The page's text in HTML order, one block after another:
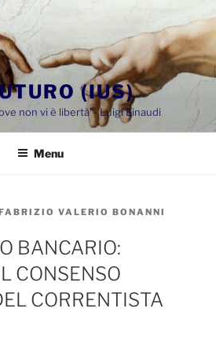
(IUS)
non vi è libertà"- Luigi Einaudi
Menu
VALERIO BONANNI
BANCARIO:
CONSENSO
CORRENTISTA